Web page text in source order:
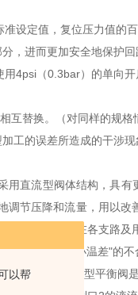
以帮
设定值，复位压力值的百
，进而更加安全地保护回
4psi（0.3bar）的单向开
替换。（对同样的规格
工的误差所造成的干涉现
直流型阀体结构，具
节压降和流量，用以
小阀，只要在各支路
了“大流量，小温差"的不
启的带外接口型平衡阀